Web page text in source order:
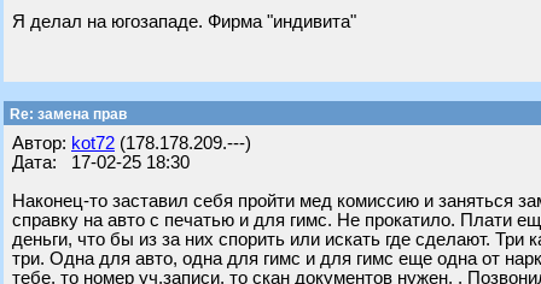
Я делал на югозападе. Фирма "индивита"
Re: замена прав
Автор: kot72 (178.178.209.---)
Дата: 17-02-25 18:30
Наконец-то заставил себя пройти мед комиссию и заняться
справку на авто с печатью и для гимс. Не прокатило. Плати
деньги, что бы из за них спорить или искать где сделают.
три. Одна для авто, одна для гимс и для гимс еще одна от
тебе, то номер уч.записи, то скан документов нужен. .